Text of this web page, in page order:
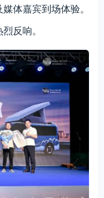
体嘉宾到场体验。
反响。